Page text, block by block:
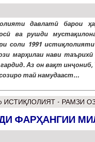
давлатӣ барои
ва рушди
соли 1991
марҳилаи нави
Аз он вақт
тай намудааст...
ИСТИҚЛОЛИЯТ - РАМЗИ
ФАРҲАНГИИ